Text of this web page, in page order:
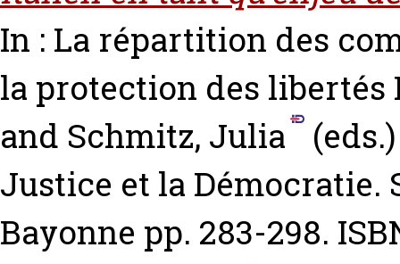
In : La répartition des
la protection des libertés
and Schmitz, Julia
Justice et la Démocratie.
Bayonne pp. 283-298.